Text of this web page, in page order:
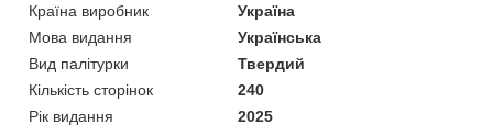
Країна виробник
Україна
Мова видання
Українська
Вид палітурки
Твердий
Кількість сторінок
240
Рік видання
2025